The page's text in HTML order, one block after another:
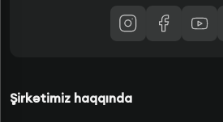
Şirkətimiz haqqında